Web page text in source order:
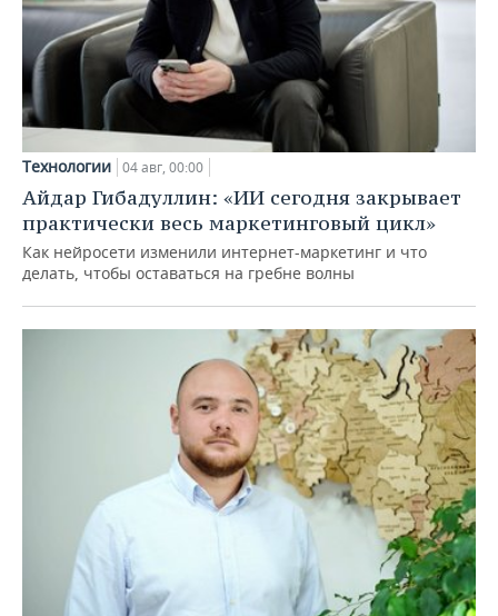
Технологии 04 авг, 00:00
Айдар Гибадуллин: «ИИ сегодня закрывает
практически весь маркетинговый цикл»
Как нейросети изменили интернет-маркетинг и что
делать, чтобы оставаться на гребне волны